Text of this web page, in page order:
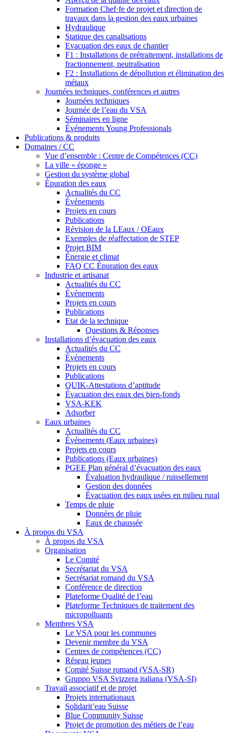
Formation Chef·fe de projet et direction de
travaux dans la gestion des eaux urbaines
Hydraulique
Statique des canalisations
Evacuation des eaux de chantier
F1 : Installations de prétraitement, installations de
fractionnement, neutralisation
F2 : Installations de dépollution et élimination des
métaux
Journées techniques, conférences et autres
Journées techniques
Journée de l’eau du VSA
Séminaires en ligne
Événements Young Professionals
Publications & produits
Domaines / CC
Vue d’ensemble : Centre de Compétences (CC)
La ville « éponge »
Gestion du système global
Épuration des eaux
Actualités du CC
Événements
Projets en cours
Publications
Révision de la LEaux / OEaux
Exemples de réaffectation de STEP
Projet BIM
Énergie et climat
FAQ CC Épuration des eaux
Industrie et artisanat
Actualités du CC
Événements
Projets en cours
Publications
Etat de la technique
Questions & Réponses
Installations d’évacuation des eaux
Actualités du CC
Événements
Projets en cours
Publications
QUIK-Attestations d’aptitude
Évacuation des eaux des bien-fonds
VSA-KEK
Adsorber
Eaux urbaines
Actualités du CC
Événements (Eaux urbaines)
Projets en cours
Publications (Eaux urbaines)
PGEE Plan général d’évacuation des eaux
Évaluation hydraulique / ruissellement
Gestion des données
Évacuation des eaux usées en milieu rural
Temps de pluie
Données de pluie
Eaux de chaussée
À propos du VSA
À propos du VSA
Organisation
Le Comité
Secrétariat du VSA
Secrétariat romand du VSA
Conférence de direction
Plateforme Qualité de l’eau
Plateforme Techniques de traitement des
micropolluants
Membres VSA
Le VSA pour les communes
Devenir membre du VSA
Centres de compétences (CC)
Réseau jeunes
Comité Suisse romand (VSA-SR)
Gruppo VSA Svizzera italiana (VSA-SI)
Travail associatif et de projet
Projets internationaux
Solidarit’eau Suisse
Blue Community Suisse
Projet de promotion des métiers de l’eau